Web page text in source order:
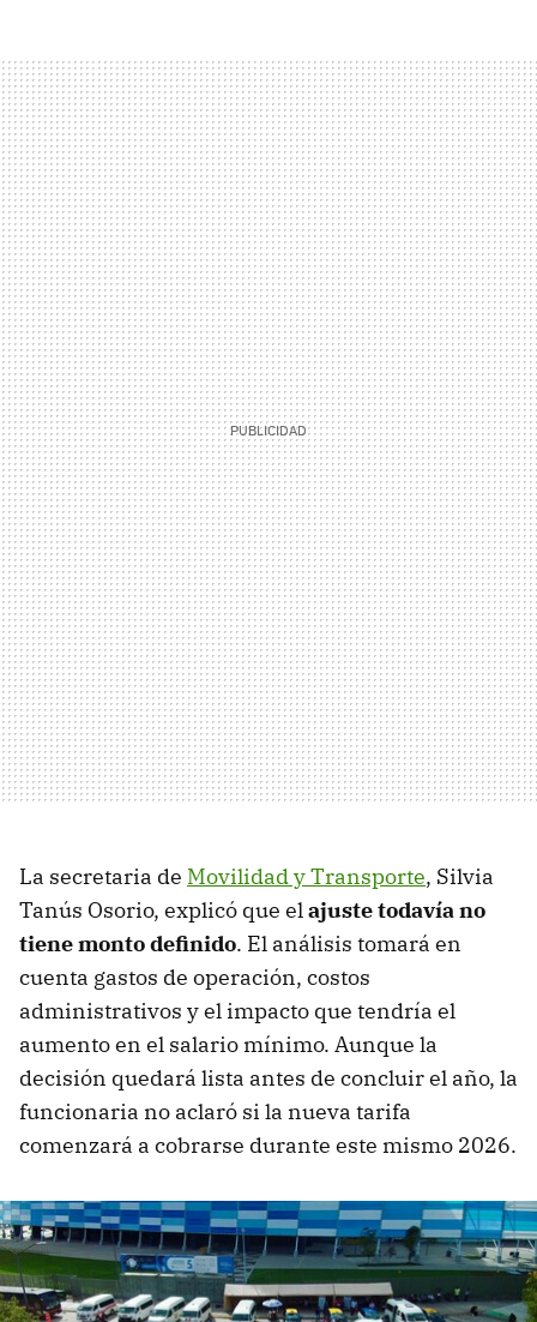
La secretaria de Movilidad y Transporte, Silvia
Tanús Osorio, explicó que elajuste todavía no
tiene monto definido. El análisis tomará en
cuenta gastos de operación, costos
administrativos y el impacto que tendría el
aumento en el salario mínimo. Aunque la
decisión quedará lista antes de concluir el año, la
funcionaria no aclaró si la nueva tarifa
comenzará a cobrarse durante este mismo 2026.